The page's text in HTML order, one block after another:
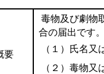
要
毒物及び劇物
合の届出です。
（１）氏名
（２）毒物